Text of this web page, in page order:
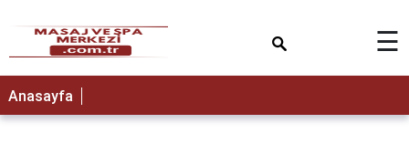
☰
Anasayfa